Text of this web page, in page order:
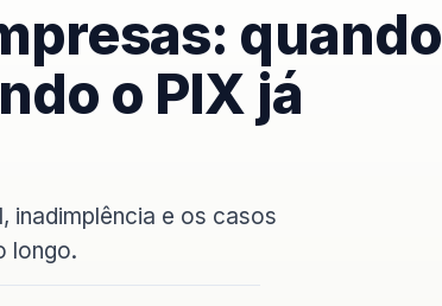
quando
o PIX já
inadimplência e os casos
longo.